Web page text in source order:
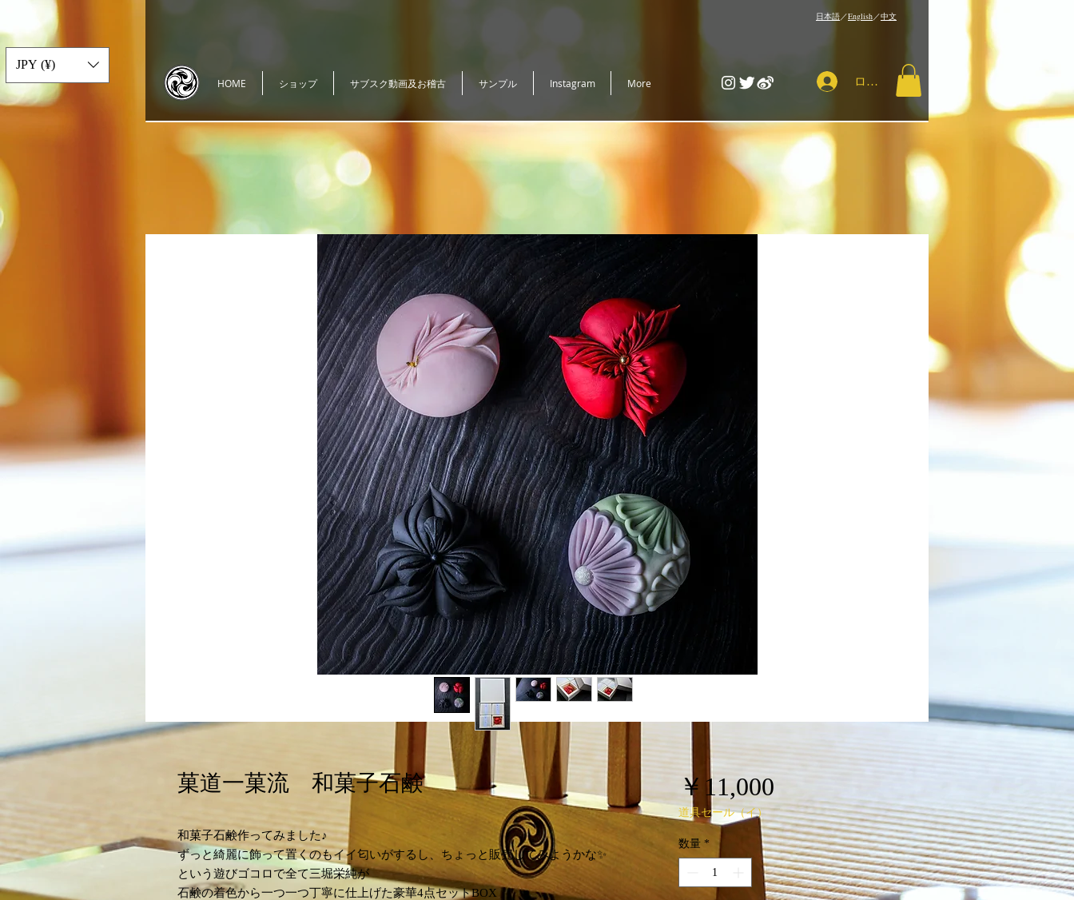
​日本語／English／中文
HOME ショップ サブスク動画及お稽古 サンプル Instagram More ログイン
菓道一菓流 和菓子石鹸
和菓子石鹸作ってみました♪
ずっと綺麗に飾って置くのもイイ匂いがするし、ちょっと販売してみようかな✨
という遊びゴコロで全て三堀栄純が
石鹸の着色から一つ一つ丁寧に仕上げた豪華4点セットBOX
￥11,000価
格
道具セール（イ）
数量 *
JPY (¥)